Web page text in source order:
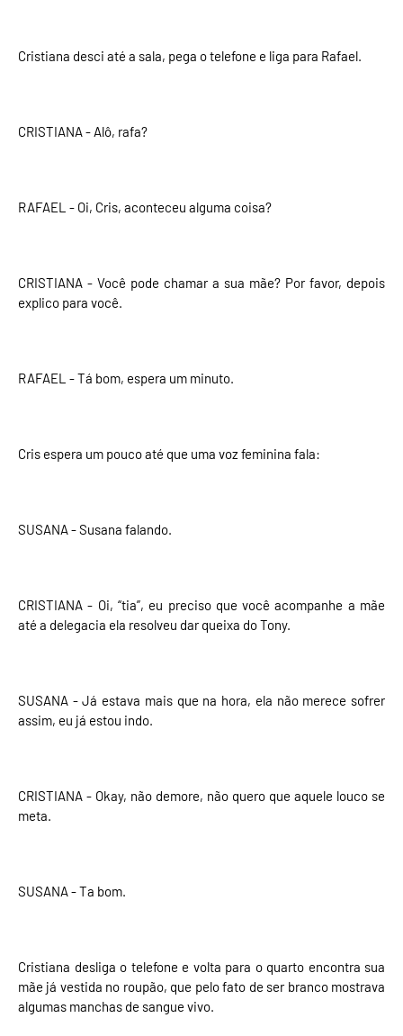
Cristiana desci até a sala, pega o telefone e liga para Rafael.
CRISTIANA - Alô, rafa?
RAFAEL - Oi, Cris, aconteceu alguma coisa?
CRISTIANA - Você pode chamar a sua mãe? Por favor, depois
explico para você.
RAFAEL - Tá bom, espera um minuto.
Cris espera um pouco até que uma voz feminina fala:
SUSANA - Susana falando.
CRISTIANA - Oi, “tia”, eu preciso que você acompanhe a mãe
até a delegacia ela resolveu dar queixa do Tony.
SUSANA - Já estava mais que na hora, ela não merece sofrer
assim, eu já estou indo.
CRISTIANA - Okay, não demore, não quero que aquele louco se
meta.
SUSANA - Ta bom.
Cristiana desliga o telefone e volta para o quarto encontra sua
mãe já vestida no roupão, que pelo fato de ser branco mostrava
algumas manchas de sangue vivo.